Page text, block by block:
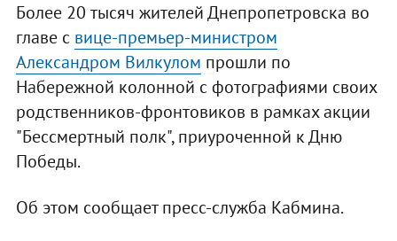
Более 20 тысяч жителей Днепропетровска во
главе с вице-премьер-министром
Александром Вилкулом прошли по
Набережной колонной с фотографиями своих
родственников-фронтовиков в рамках акции
"Бессмертный полк", приуроченной к Дню
Победы.
Об этом сообщает пресс-служба Кабмина.